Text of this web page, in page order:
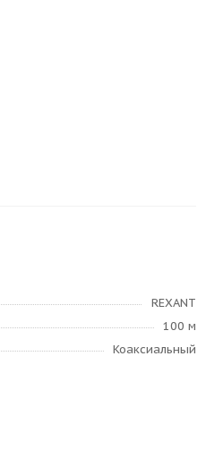
REXANT
100 м
Коаксиальный